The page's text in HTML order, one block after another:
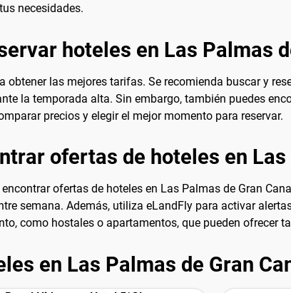
necesidades.
hoteles en Las Palmas
obtener las mejores tarifas. Se recomienda buscar y
la temporada alta. Sin embargo, también puedes
precios y elegir el mejor momento para reservar.
ofertas de hoteles en
ofertas de hoteles en Las Palmas de Gran
semana. Además, utiliza eLandFly para activar
como hostales o apartamentos, que pueden ofrecer
en Las Palmas de Gran